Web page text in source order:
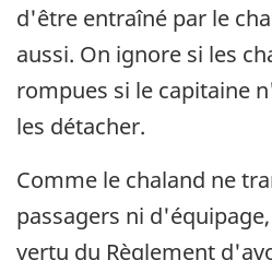
d'être entraîné par le
aussi. On ignore si les
rompues si le capitaine
les détacher.
Comme le chaland ne
passagers ni
vertu du Règlement